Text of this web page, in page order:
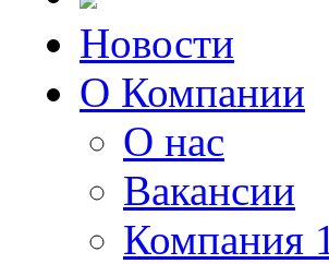
Новости
О Компании
О нас
Вакансии
Компания